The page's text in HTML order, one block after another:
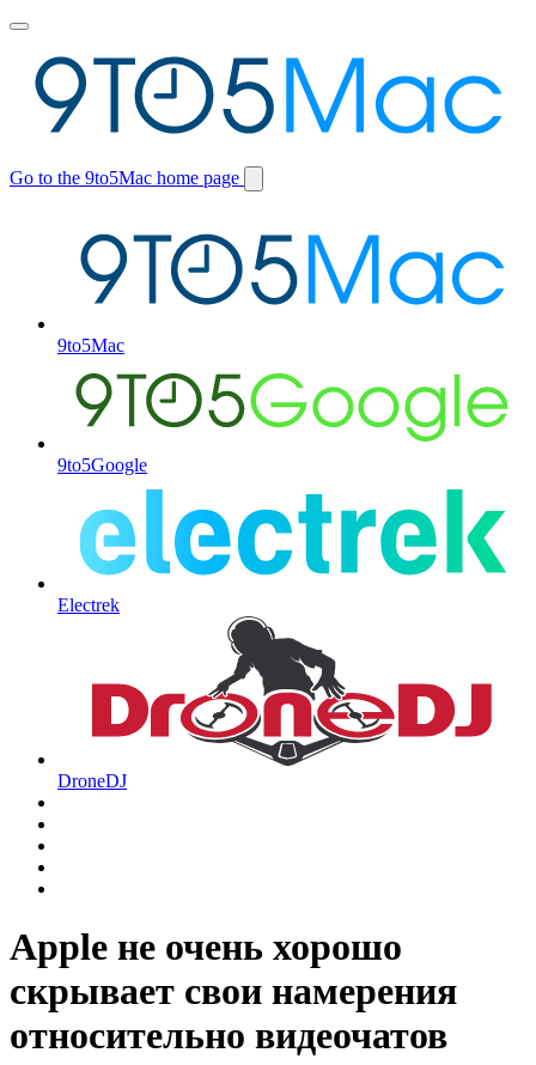
Toggle
menu
Go to the 9to5Mac home page
Switch
9to5Mac
9to5Google
Electrek
DroneDJ
Apple не очень хорошо
скрывает свои намерения
относительно видеочатов